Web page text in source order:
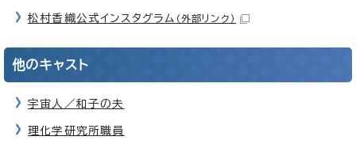
松村香織公式インスタグラム （外部リンク）
他のキャスト
宇宙人／和子の夫
理化学研究所職員